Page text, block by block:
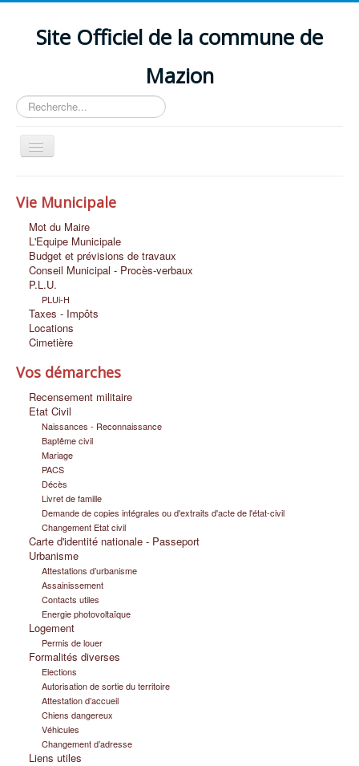
Site Officiel de la commune de
Mazion
Rechercher
Basculer
la
Découvrir MAZION
Vie Scolaire et Petite Enfance
Vie Economique
Vie Associative et Loisirs
Vie Sociale
Nous Contacter
Infos pratiques
Vie Municipale
Mot du Maire
L'Equipe Municipale
Budget et prévisions de travaux
Conseil Municipal - Procès-verbaux
P.L.U.
PLUi-H
Taxes - Impôts
Locations
Cimetière
Vos démarches
Recensement militaire
Etat Civil
Naissances - Reconnaissance
Baptême civil
Mariage
PACS
Décès
Livret de famille
Demande de copies intégrales ou d'extraits d'acte de l'état-civil
Changement Etat civil
Carte d'identité nationale - Passeport
Urbanisme
Attestations d’urbanisme
Assainissement
Contacts utiles
Energie photovoltaïque
Logement
Permis de louer
Formalités diverses
Elections
Autorisation de sortie du territoire
Attestation d’accueil
Chiens dangereux
Véhicules
Changement d’adresse
Liens utiles